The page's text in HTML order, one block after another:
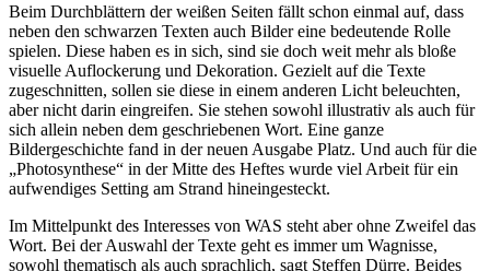
Beim Durchblättern der weißen Seiten fällt schon einmal auf, dass
neben den schwarzen Texten auch Bilder eine bedeutende Rolle
spielen. Diese haben es in sich, sind sie doch weit mehr als bloße
visuelle Auflockerung und Dekoration. Gezielt auf die Texte
zugeschnitten, sollen sie diese in einem anderen Licht beleuchten,
aber nicht darin eingreifen. Sie stehen sowohl illustrativ als auch für
sich allein neben dem geschriebenen Wort. Eine ganze
Bildergeschichte fand in der neuen Ausgabe Platz. Und auch für die
„Photosynthese“ in der Mitte des Heftes wurde viel Arbeit für ein
aufwendiges Setting am Strand hineingesteckt.
Im Mittelpunkt des Interesses von WAS steht aber ohne Zweifel das
Wort. Bei der Auswahl der Texte geht es immer um Wagnisse,
sowohl thematisch als auch sprachlich, sagt Steffen Dürre. Beides